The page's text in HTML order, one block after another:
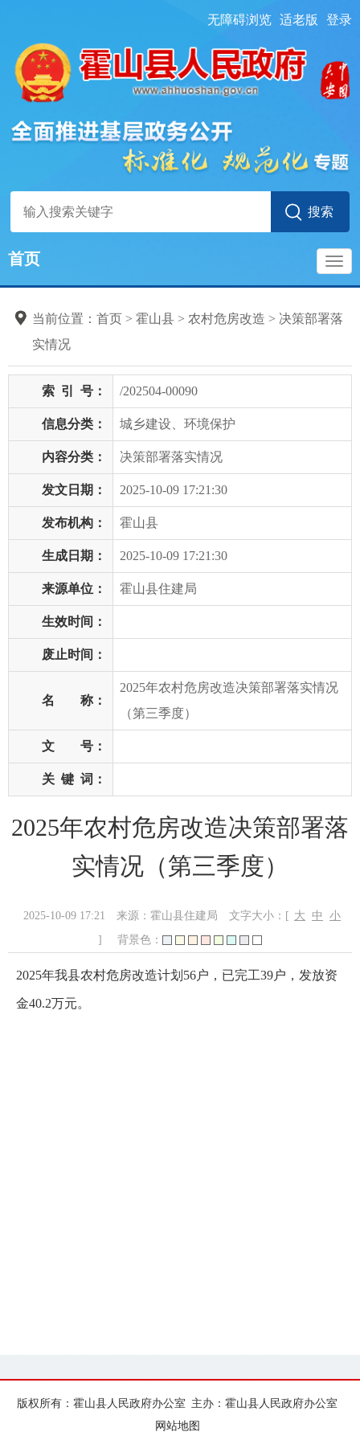
无障碍浏览 适老版 登录
首页
当前位置： 首页 > 霍山县 > 农村危房改造 > 决策部署落
实情况
索 引 号： /202504-00090
信息分类： 城乡建设、环境保护
内容分类： 决策部署落实情况
发文日期： 2025-10-09 17:21:30
发布机构： 霍山县
生成日期： 2025-10-09 17:21:30
来源单位： 霍山县住建局
生效时间：
废止时间：
名 称：
2025年农村危房改造决策部署落实情况
（第三季度）
文 号：
关 键 词：
2025年农村危房改造决策部署落
实情况（第三季度）
2025-10-09 17:21 来源：霍山县住建局 文字大小：[ 大 中
小
]
背景色：
2025年我县农村危房改造计划56户，已完工39户，发放资
金40.2万元。
版权所有：霍山县人民政府办公室 主办：霍山县人民政府办公室
网站地图